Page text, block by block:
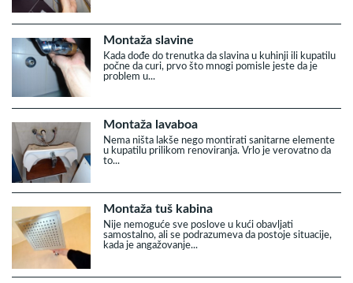
Montaža slavine
Kada dođe do trenutka da slavina u kuhinji ili kupatilu
počne da curi, prvo što mnogi pomisle jeste da je
problem u...
Montaža lavaboa
Nema ništa lakše nego montirati sanitarne elemente
u kupatilu prilikom renoviranja. Vrlo je verovatno da
to...
Montaža tuš kabina
Nije nemoguće sve poslove u kući obavljati
samostalno, ali se podrazumeva da postoje situacije,
kada je angažovanje...